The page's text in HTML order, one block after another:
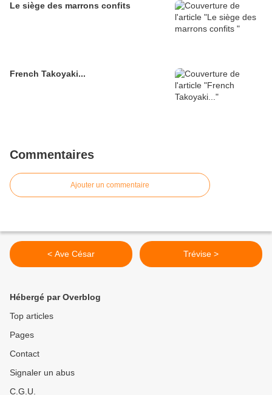
Le siège des marrons confits
French Takoyaki...
Commentaires
Ajouter un commentaire
< Ave César Trévise >
Hébergé par Overblog
Top articles
Pages
Contact
Signaler un abus
C.G.U.